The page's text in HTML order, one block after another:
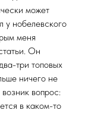
может
у нобелевского
меня
Он
три топовых
ничего не
вопрос:
в каком-то